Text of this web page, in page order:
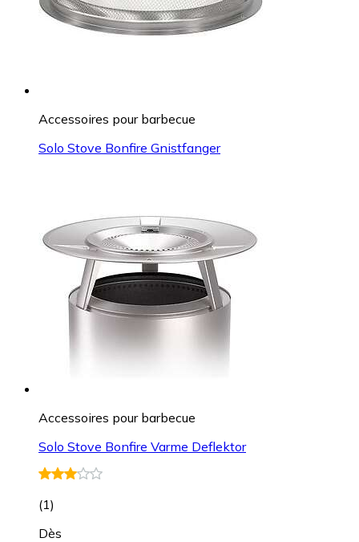
Accessoires pour barbecue
Solo Stove Bonfire Gnistfanger
Accessoires pour barbecue
Solo Stove Bonfire Varme Deflektor
(1)
Dès